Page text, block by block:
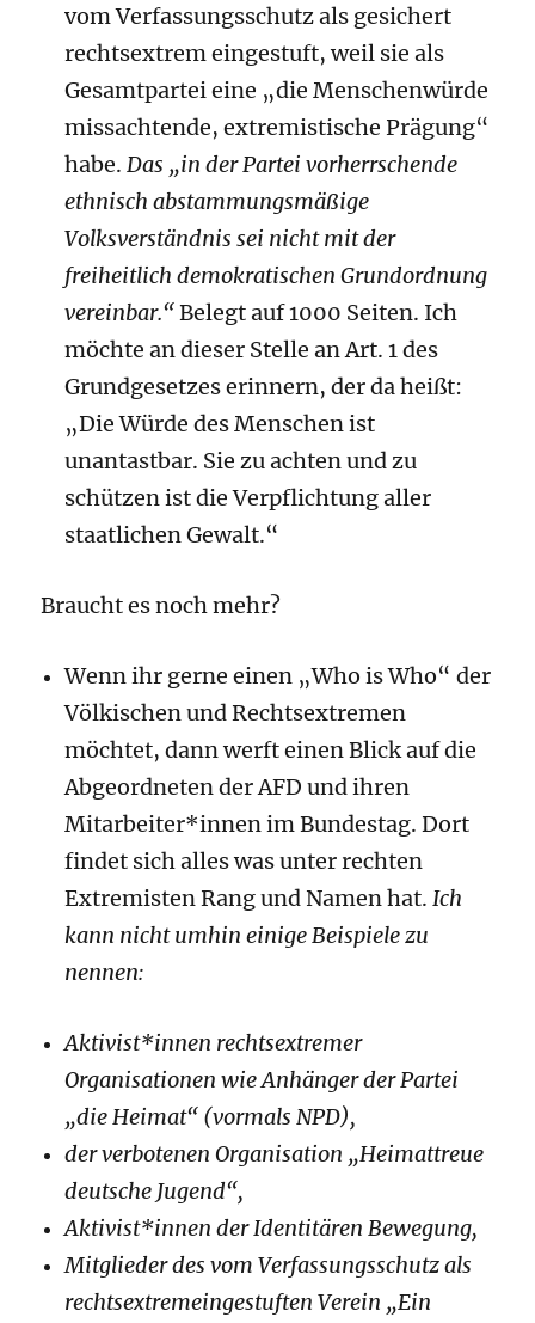
vom Verfassungsschutz als gesichert
rechtsextrem eingestuft, weil sie als
Gesamtpartei eine „die Menschenwürde
missachtende, extremistische Prägung“
habe.Das „in der Partei vorherrschende
ethnisch abstammungsmäßige
Volksverständnis sei nicht mit der
freiheitlich demokratischen Grundordnung
vereinbar.“Belegt auf 1000 Seiten. Ich
möchte an dieser Stelle an Art. 1 des
Grundgesetzes erinnern, der da heißt:
„Die Würde des Menschen ist
unantastbar. Sie zu achten und zu
schützen ist die Verpflichtung aller
staatlichen Gewalt.“
Braucht es noch mehr?
Wenn ihr gerne einen „Who is Who“ der
Völkischen und Rechtsextremen
möchtet, dann werft einen Blick auf die
Abgeordneten der AFD und ihren
Mitarbeiter*innen im Bundestag. Dort
findet sich alles was unter rechten
Extremisten Rang und Namen hat.Ich
kann nicht umhin einige Beispiele zu
nennen:
Aktivist*innen rechtsextremer
Organisationen wie Anhänger der Partei
„die Heimat“ (vormals NPD),
der verbotenen Organisation „Heimattreue
deutsche Jugend“,
Aktivist*innen der Identitären Bewegung,
Mitglieder des vom Verfassungsschutz als
rechtsextremeingestuften Verein „Ein